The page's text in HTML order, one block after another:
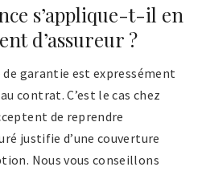
s’applique-t-il en
d’assureur ?
garantie est expressément
contrat. C’est le cas chez
de reprendre
justifie d’une couverture
Nous vous conseillons